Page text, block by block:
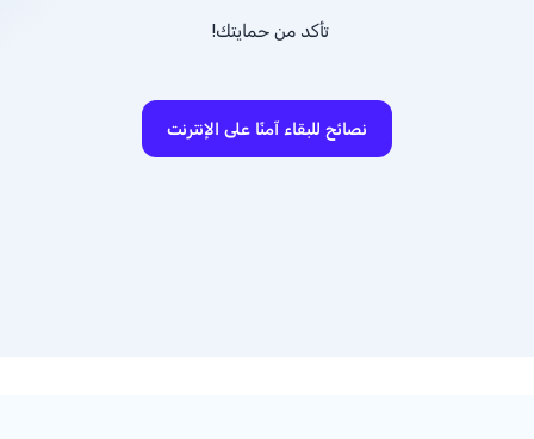
تأكد من حمايتك!
نصائح للبقاء آمنًا على الإنترنت